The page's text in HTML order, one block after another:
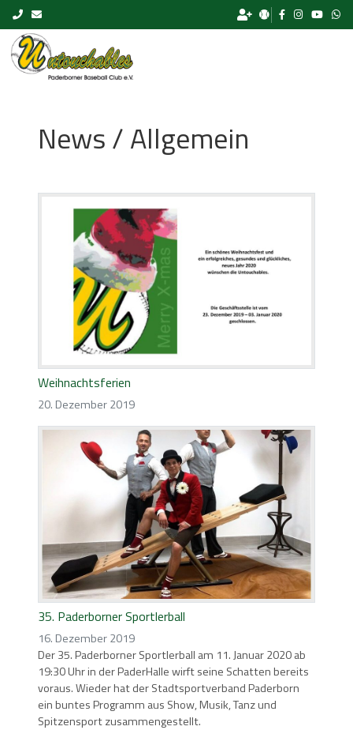
Skip to content
News / Allgemein
Weihnachtsferien
20. Dezember 2019
35. Paderborner Sportlerball
16. Dezember 2019
Der 35. Paderborner Sportlerball am 11. Januar 2020 ab
19:30 Uhr in der PaderHalle wirft seine Schatten bereits
voraus. Wieder hat der Stadtsportverband Paderborn
ein buntes Programm aus Show, Musik, Tanz und
Spitzensport zusammengestellt.